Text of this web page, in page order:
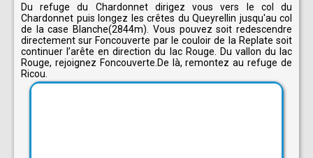
Du refuge du Chardonnet dirigez vous vers le col du
Chardonnet puis longez les crêtes du Queyrellin jusqu'au col
de la case Blanche(2844m). Vous pouvez soit redescendre
directement sur Foncouverte par le couloir de la Replate soit
continuer l’arête en direction du lac Rouge. Du vallon du lac
Rouge, rejoignez Foncouverte.De là, remontez au refuge de
Ricou.